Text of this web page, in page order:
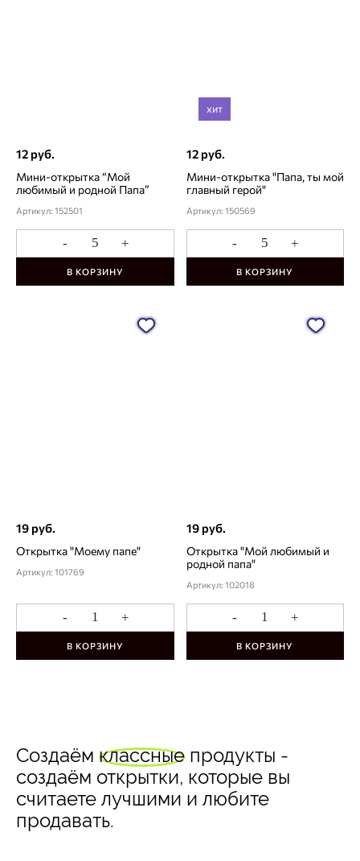
12 руб.
Мини-открытка “Мой
любимый и родной Папа”
Артикул: 152501
- +
В КОРЗИНУ
хит
12 руб.
Мини-открытка "Папа, ты мой
главный герой"
Артикул: 150569
- +
В КОРЗИНУ
19 руб.
Открытка "Моему папе"
Артикул: 101769
- +
В КОРЗИНУ
19 руб.
Открытка "Мой любимый и
родной папа"
Артикул: 102018
- +
В КОРЗИНУ
Создаём классные продукты -
создаём открытки, которые вы
считаете лучшими и любите
продавать.